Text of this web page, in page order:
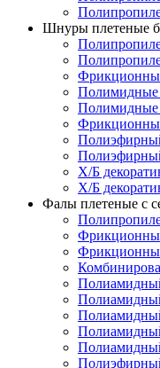
Шнуры плетеные
Полимидные
Полимидные
Х/Б
Х/Б
Фалы плетеные с